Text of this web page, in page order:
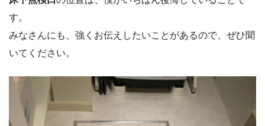
す。
みなさんにも、強くお伝えしたいことがあるので、ぜひ聞
いてください。